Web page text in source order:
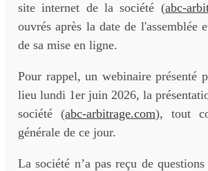
site internet de la société (abc-
ouvrés après la date de l'assemblée
de sa mise en ligne.
Pour rappel, un webinaire présenté
lieu lundi 1er juin 2026, la
société (abc-arbitrage.com), tout
générale de ce jour.
La société n’a pas reçu de